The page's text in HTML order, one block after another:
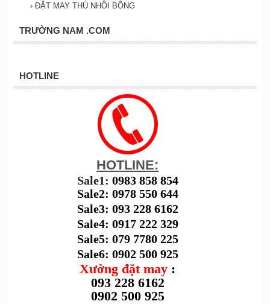
› ĐẶT MAY THÚ NHỒI BÔNG
TRƯỜNG NAM .COM
HOTLINE
HOTLINE:
Sale1: 0983 858 854
Sale2: 0978 550 644
Sale3: 093 228 6162
Sale4: 0917 222 329
Sale5: 079 7780 225
Sale6: 0902 500 925
Xưởng đặt may :
093 228 6162
0902 500 925